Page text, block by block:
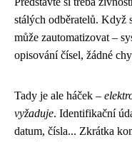
stálých odběratelů. Když
může zautomatizovat –
opisování čísel, žádné
Tady je ale háček –
vyžaduje. Identifikační
datum, čísla... Zkrátka